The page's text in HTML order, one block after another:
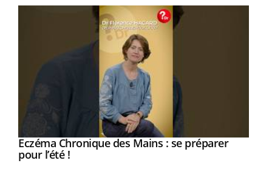
Youtube
Eczéma Chronique des Mains : se préparer
pour l’été !Youtube